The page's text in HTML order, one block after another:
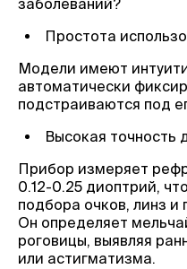
Простота
Модели имеют
автоматически
подстраиваются под
Высокая точность
Прибор измеряет
0.12-0.25 диоптрий,
подбора очков, линз и
Он определяет
роговицы, выявляя
или астигматизма.